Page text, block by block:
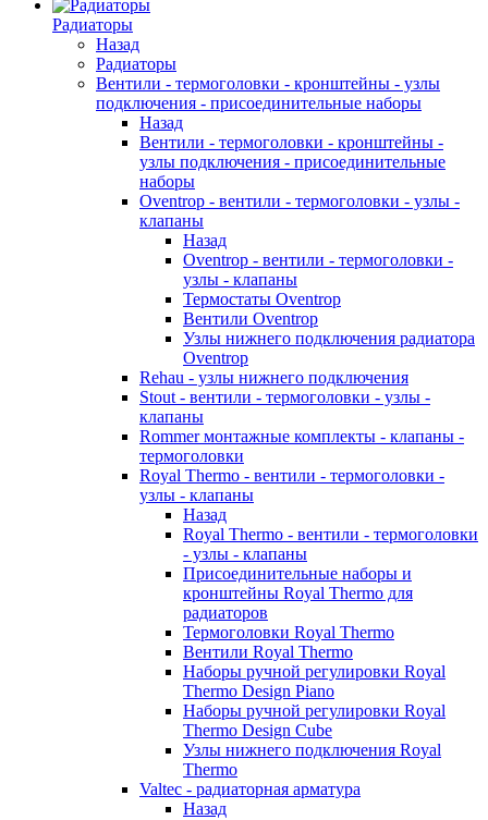
Радиаторы
Назад
Радиаторы
Вентили - термоголовки - кронштейны - узлы
подключения - присоединительные наборы
Назад
Вентили - термоголовки - кронштейны -
узлы подключения - присоединительные
наборы
Oventrop - вентили - термоголовки - узлы -
клапаны
Назад
Oventrop - вентили - термоголовки -
узлы - клапаны
Термостаты Oventrop
Вентили Oventrop
Узлы нижнего подключения радиатора
Oventrop
Rehau - узлы нижнего подключения
Stout - вентили - термоголовки - узлы -
клапаны
Rommer монтажные комплекты - клапаны -
термоголовки
Royal Thermo - вентили - термоголовки -
узлы - клапаны
Назад
Royal Thermo - вентили - термоголовки
- узлы - клапаны
Присоединительные наборы и
кронштейны Royal Thermo для
радиаторов
Термоголовки Royal Thermo
Вентили Royal Thermo
Наборы ручной регулировки Royal
Thermo Design Piano
Наборы ручной регулировки Royal
Thermo Design Cube
Узлы нижнего подключения Royal
Thermo
Valtec - радиаторная арматура
Назад